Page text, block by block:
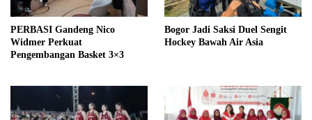
PERBASI Gandeng Nico
Widmer Perkuat
Pengembangan Basket 3×3
Bogor Jadi Saksi Duel Sengit
Hockey Bawah Air Asia